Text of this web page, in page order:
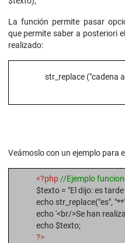
La función permite pasar
que permite saber a posteriori
realizado:
str_replace ("cadena
Veámoslo con un ejemplo para
<?php //Ejemplo
$texto = "El dijo: es
echo str_replace("es",
echo '<br/>Se han
echo $texto;
?>